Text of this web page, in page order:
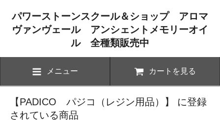
パワーストーンスクール＆ショップ アロマ
ヴァンヴェール アンシェントメモリーオイ
ル 全種類販売中
メニュー カートを見る
【PADICO パジコ（レジン用品）】 に登録
されている商品